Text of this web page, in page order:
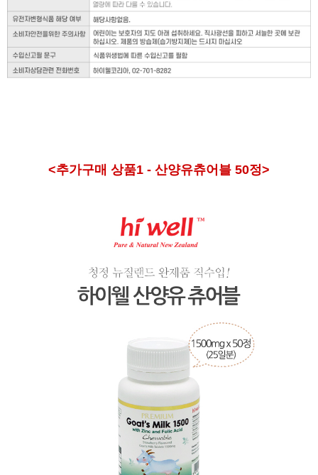
<추가구매 상품1 - 산양유츄어블 50정>